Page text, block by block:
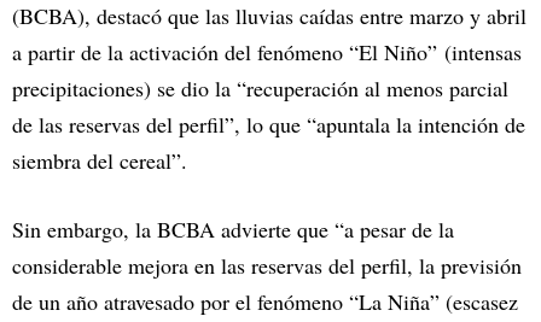
(BCBA), destacó que las lluvias caídas entre marzo y abril
a partir de la activación del fenómeno “El Niño” (intensas
precipitaciones) se dio la “recuperación al menos parcial
de las reservas del perfil”, lo que “apuntala la intención de
siembra del cereal”.
Sin embargo, la BCBA advierte que “a pesar de la
considerable mejora en las reservas del perfil, la previsión
de un año atravesado por el fenómeno “La Niña” (escasez